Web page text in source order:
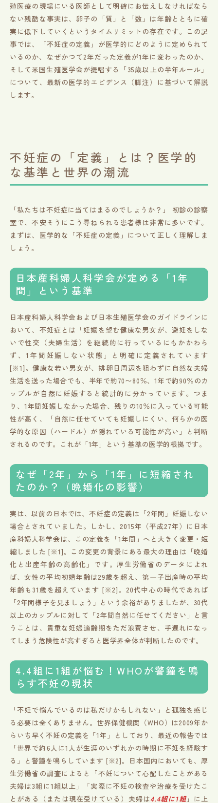
殖医療の現場にいる医師として明確にお伝えしなければなら
ない残酷な事実は、卵子の「質」と「数」は年齢とともに確
実に低下していくというタイムリミットの存在です。この記
事では、「不妊症の定義」が医学的にどのように定められて
いるのか、なぜかつて2年だった定義が1年に変わったのか、
そして米国生殖医学会が提唱する「35歳以上の半年ルール」
について、最新の医学的エビデンス（脚注）に基づいて解説
します。
不妊症の「定義」とは？医学的
な基準と世界の潮流
「私たちは不妊症に当てはまるのでしょうか？」 初診の診察
室で、不安そうにこう尋ねられる患者様は非常に多いです。
まずは、医学的な「不妊症の定義」について正しく理解しま
しょう。
日本産科婦人科学会が定める「1年
間」という基準
日本産科婦人科学会および日本生殖医学会のガイドラインに
おいて、不妊症とは「妊娠を望む健康な男女が、避妊をしな
いで性交（夫婦生活）を継続的に行っているにもかかわら
ず、1年間妊娠しない状態」と明確に定義されています
[※1]。健康な若い男女が、排卵日周辺を狙わずに自然な夫婦
生活を送った場合でも、半年で約70〜80％、1年で約90％のカ
ップルが自然に妊娠すると統計的に分かっています。つま
り、1年間妊娠しなかった場合、残りの10％に入っている可能
性が高く、「自然に任せていても妊娠しにくい、何らかの医
学的な原因（ハードル）が隠れている可能性が高い」と判断
されるのです。これが「1年」という基準の医学的根拠です。
なぜ「2年」から「1年」に短縮され
たのか？（晩婚化の影響）
実は、以前の日本では、不妊症の定義は「2年間」妊娠しない
場合とされていました。しかし、2015年（平成27年）に日本
産科婦人科学会は、この定義を「1年間」へと大きく変更・短
縮しました [※1]。この変更の背景にある最大の理由は「晩婚
化と出産年齢の高齢化」です。厚生労働省のデータによれ
ば、女性の平均初婚年齢は29歳を超え、第一子出産時の平均
年齢も31歳を超えています [※2]。20代中心の時代であれば
「2年間様子を見ましょう」という余裕がありましたが、30代
以上のカップルに対して「2年間自然に任せてください」と言
うことは、貴重な妊娠適齢期をただ浪費させ、手遅れになっ
てしまう危険性が高すぎると医学界全体が判断したのです。
4.4組に1組が悩む！WHOが警鐘を鳴
らす不妊の現状
「不妊で悩んでいるのは私だけかもしれない」と孤独を感じ
る必要は全くありません。世界保健機関（WHO）は2009年か
らいち早く不妊の定義を「1年」としており、最近の報告では
「世界で約6人に1人が生涯のいずれかの時期に不妊を経験す
る」と警鐘を鳴らしています [※2]。日本国内においても、厚
生労働省の調査によると「不妊について心配したことがある
夫婦は3組に1組以上」「実際に不妊の検査や治療を受けたこ
とがある（または現在受けている）夫婦は4.4組に1組」に上